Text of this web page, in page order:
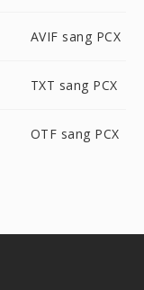
AVIF sang PCX
TXT sang PCX
OTF sang PCX